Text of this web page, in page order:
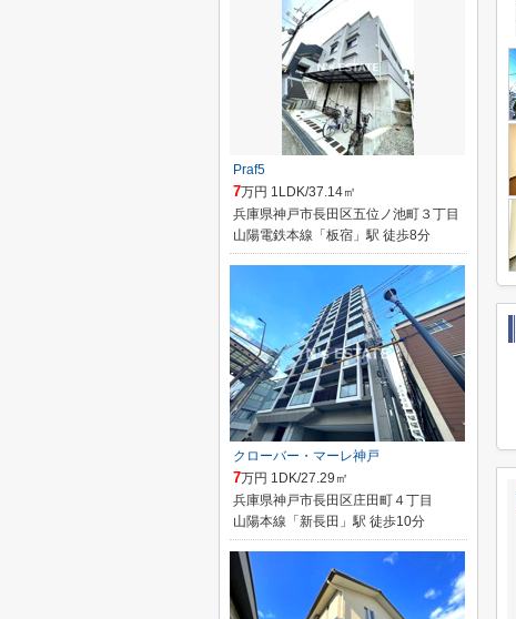
Praf5
7万円 1LDK/37.14㎡
兵庫県神戸市長田区五位ノ池町３丁目
山陽電鉄本線「板宿」駅 徒歩8分
クローバー・マーレ神戸
7万円 1DK/27.29㎡
兵庫県神戸市長田区庄田町４丁目
山陽本線「新長田」駅 徒歩10分